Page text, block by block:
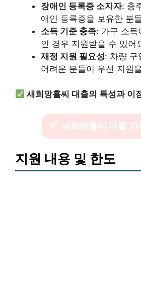
장애인 등록증 소지자: 충
애인 등록증을 보유한 분
소득 기준 충족: 가구 소득
인 경우 지원받을 수 있어
재정 지원 필요성: 차량 구
어려운 분들이 우선 지원
새희망홀씨 대출의 특성과 이
새희망홀씨 대출 자
지원 내용 및 한도